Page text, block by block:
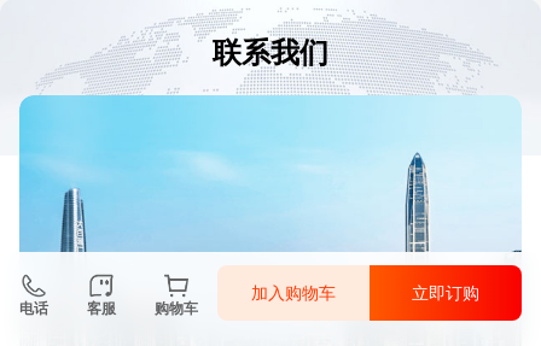
联系我们
电话 客服 购物车
加入购物车 立即订购